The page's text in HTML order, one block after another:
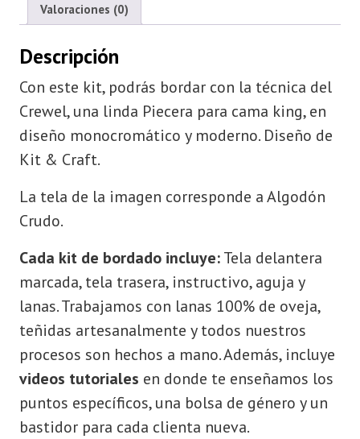
Valoraciones (0)
Descripción
Con este kit, podrás bordar con la técnica del
Crewel, una linda Piecera para cama king, en
diseño monocromático y moderno. Diseño de
Kit & Craft.
La tela de la imagen corresponde a Algodón
Crudo.
Cada kit de bordado incluye:Tela delantera
marcada, tela trasera, instructivo, aguja y
lanas. Trabajamos con lanas 100% de oveja,
teñidas artesanalmente y todos nuestros
procesos son hechos a mano. Además, incluye
videos tutoriales en donde te enseñamos los
puntos específicos, una bolsa de género y un
bastidor para cada clienta nueva.